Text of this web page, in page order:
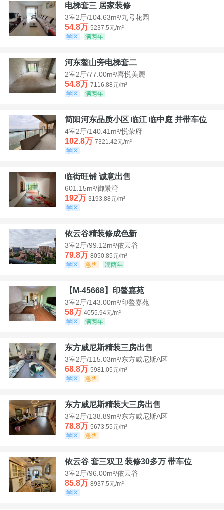
电梯套三 居家装修
3室2厅/104.63m²/九号花园
54.8万 5237.5元/m²
学区
满两年
河东鳌山旁电梯套二
2室2厅/77.00m²/喜悦美麓
54.8万 7116.88元/m²
学区
满两年
简阳河东品质小区 临江 临中庭 并带车位
4室2厅/140.41m²/悦荣府
102.8万 7321.42元/m²
学区
临街旺铺 诚意出售
601.15m²/御景湾
192万 3193.88元/m²
学区
依云谷精装修成色新
3室2厅/99.12m²/依云谷
79.8万 8050.85元/m²
学区
急售 满两年
【M-45668】印鳌嘉苑
3室2厅/143.00m²/印鳌嘉苑
58万 4055.94元/m²
学区
满两年
东方威尼斯精装三房出售
3室2厅/115.03m²/东方威尼斯A区
68.8万 5981.05元/m²
学区
急售
东方威尼斯精装大三房出售
3室2厅/138.89m²/东方威尼斯A区
78.8万 5673.55元/m²
学区
急售
依云谷 套三双卫 装修30多万 带车位
3室2厅/96.00m²/依云谷
85.8万 8937.5元/m²
学区